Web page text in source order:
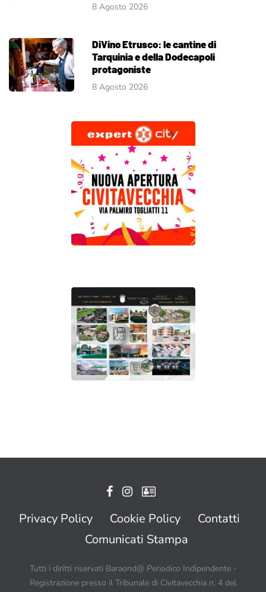
8 Agosto 2026
DiVino Etrusco: le cantine di
Tarquinia e della Dodecapoli
protagoniste
8 Agosto 2026
Privacy Policy Cookie Policy
Contatti
Comunicati Stampa
Tutti i diritti riservati Baraond@ Periodico Indipendente -
Registrazione presso il Tribunale di Civitavecchia n. 4 del